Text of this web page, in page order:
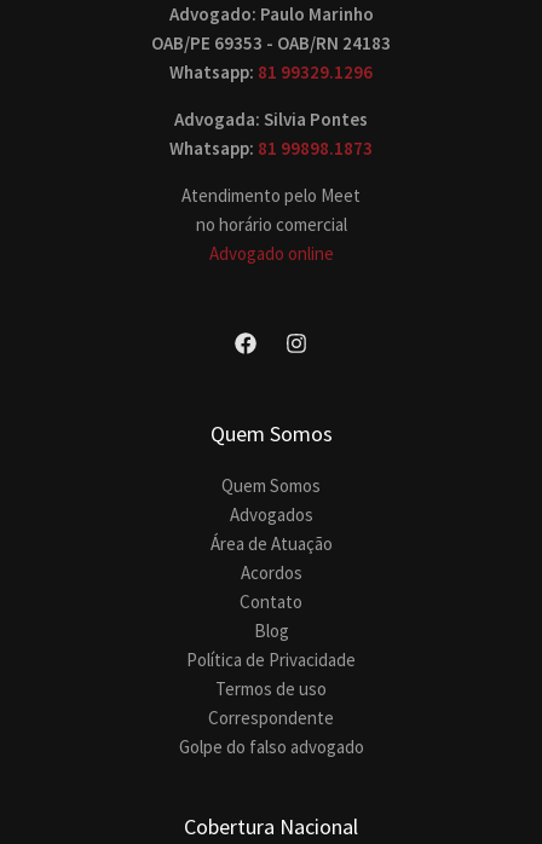
Advogado: Paulo Marinho
OAB/PE 69353 - OAB/RN 24183
Whatsapp: 81 99329.1296
Advogada: Silvia Pontes
Whatsapp: 81 99898.1873
Atendimento pelo Meet
no horário comercial
Advogado online
Quem Somos
Quem Somos
Advogados
Área de Atuação
Acordos
Contato
Blog
Política de Privacidade
Termos de uso
Correspondente
Golpe do falso advogado
Cobertura Nacional